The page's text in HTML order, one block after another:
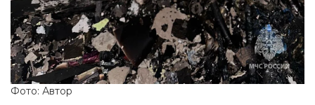
Фото: Автор